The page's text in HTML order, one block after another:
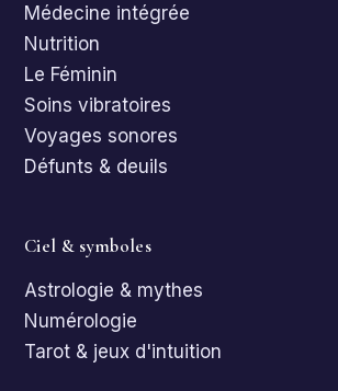
Médecine intégrée
Nutrition
Le Féminin
Soins vibratoires
Voyages sonores
Défunts & deuils
Ciel & symboles
Astrologie & mythes
Numérologie
Tarot & jeux d'intuition